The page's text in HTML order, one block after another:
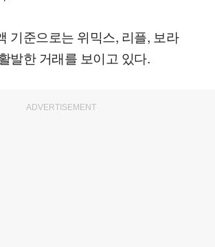
기준으로는 위믹스, 리플, 보라
발한 거래를 보이고 있다.
ADVERTISEMENT